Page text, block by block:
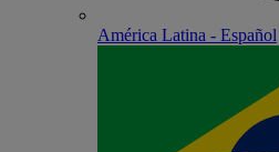
América Latina - Español